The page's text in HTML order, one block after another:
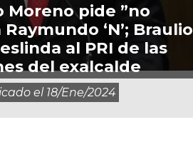
Moreno pide ”no
‘N’; Braulio
al PRI de las
del exalcalde
el 18/ene/2024